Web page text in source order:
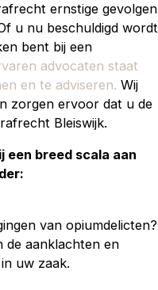
ernstige gevolgen
u nu beschuldigd wordt
bent bij een
advocaten staat
en te adviseren. Wij
zorgen ervoor dat u de
Bleiswijk.
een breed scala aan
van opiumdelicten?
de aanklachten en
uw zaak.